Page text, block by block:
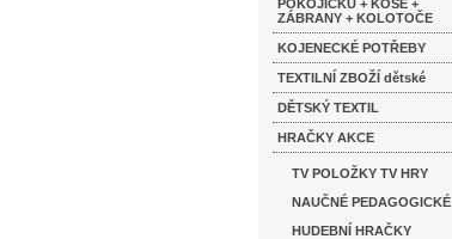
POKOJÍČKU + KOŠE +
ZÁBRANY + KOLOTOČE
KOJENECKÉ POTŘEBY
TEXTILNÍ ZBOŽÍ dětské
DĚTSKÝ TEXTIL
HRAČKY AKCE
TV POLOŽKY TV HRY
NAUČNÉ PEDAGOGICKÉ
HUDEBNÍ HRAČKY